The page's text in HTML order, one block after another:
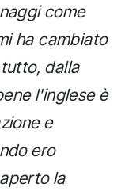
come
ha cambiato
dalla
l'inglese è
e
ero
la